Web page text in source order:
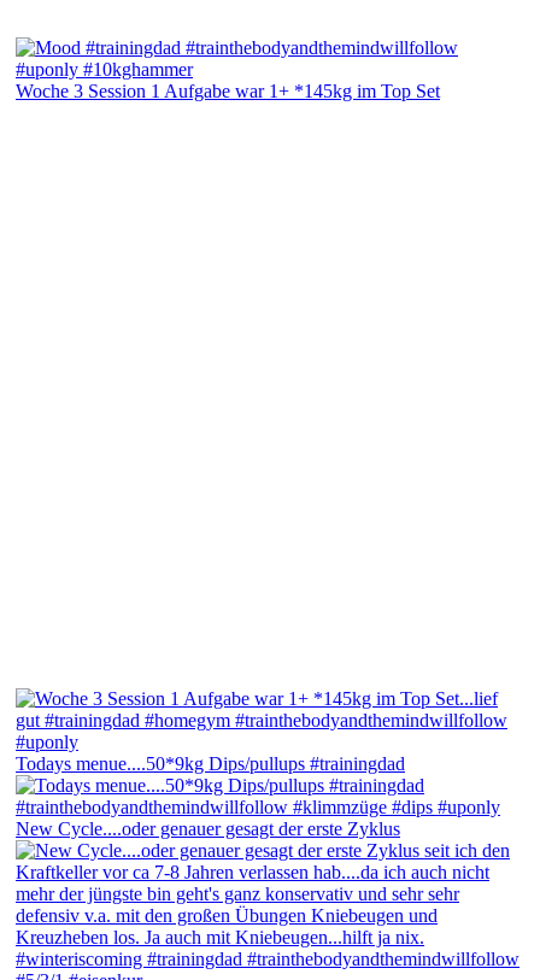
Woche 3 Session 1 Aufgabe war 1+ *145kg im Top Set
Todays menue....50*9kg Dips/pullups #trainingdad
New Cycle....oder genauer gesagt der erste Zyklus